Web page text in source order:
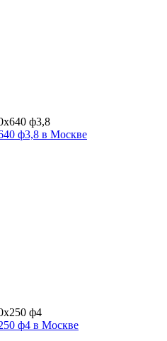
ф3,8 в Москве
ф4 в Москве